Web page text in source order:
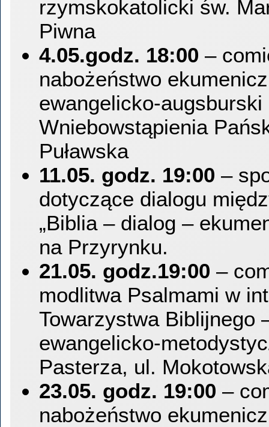
rzymskokatolicki św.
Piwna
4.05.godz. 18:00 –
nabożeństwo
ewangelicko-augsburski
Wniebowstąpienia
Puławska
11.05. godz. 19:00 –
dotyczące dialogu
„Biblia – dialog –
na Przyrynku.
21.05. godz.19:00 –
modlitwa Psalmami w
Towarzystwa Biblijnego
ewangelicko-
Pasterza, ul.
23.05. godz. 19:00 –
nabożeństwo